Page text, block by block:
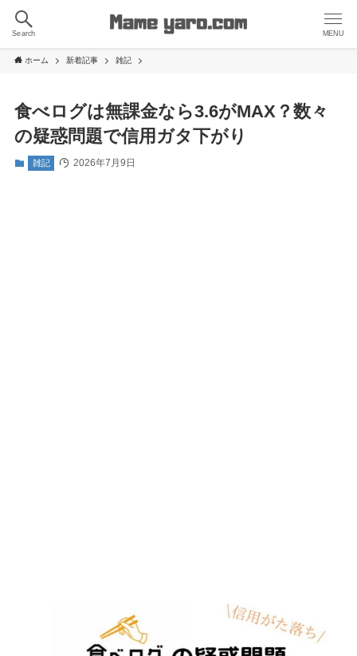
Search MENU
ホーム 新着記事 雑記
食べログは無課金なら3.6がMAX？数々
の疑惑問題で信用ガタ下がり
雑記 2026年7月9日